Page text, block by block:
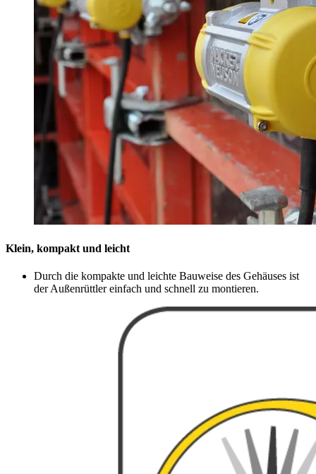
Klein, kompakt und leicht
Durch die kompakte und leichte Bauweise des Gehäuses ist
der Außenrüttler einfach und schnell zu montieren.